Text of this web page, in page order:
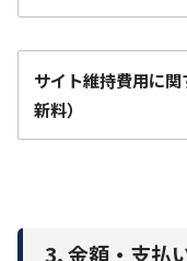
サイト維持費用に
新料）
3. 金額・支払